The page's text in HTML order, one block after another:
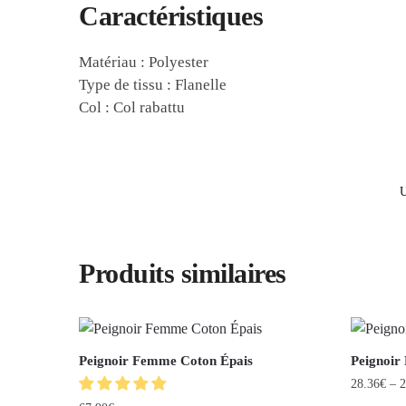
Caractéristiques
Matériau : Polyester
Type de tissu : Flanelle
Col : Col rabattu
Produits similaires
Peignoir Femme Coton Épais Peignoir
28.36€ –